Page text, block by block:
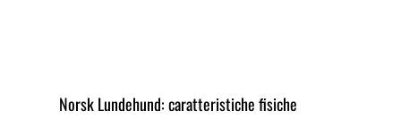
Norsk Lundehund: caratteristiche fisiche